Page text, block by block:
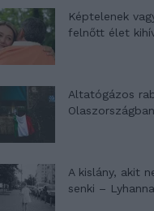
Képtelenek
felnőtt élet
Altatógázos
Olaszországban
A kislány, akit
senki –